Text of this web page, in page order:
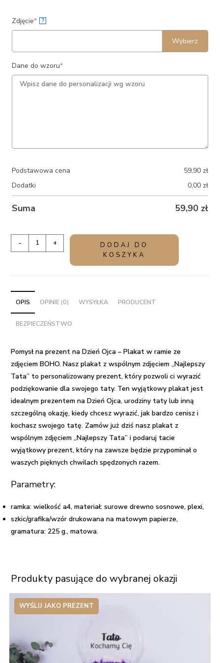
Zdjęcie*(required)
?
Wybierz
Dane do wzoru*(required)
Podstawowa cena 59,90 zł
Dodatki
0,00 zł
Suma 59,90 zł
Pomysł
na
Dzień
Ojca
w
ramie
ze
zdjęciem
BOHO
- +
DODAJ DO
KOSZYKA
OPIS OPINIE (0) WYSYŁKA PRODUCENT
BEZPIECZEŃSTWO
Pomysł na prezent na Dzień Ojca – Plakat w ramie ze
zdjęciem BOHO.Nasz plakat z wspólnym zdjęciem „Najlepszy
Tata” to personalizowany prezent, który pozwoli ci wyrazić
podziękowanie dla swojego taty. Ten wyjątkowy plakat jest
idealnym prezentem na Dzień Ojca, urodziny taty lub inną
szczególną okazję, kiedy chcesz wyrazić, jak bardzo cenisz i
kochasz swojego tatę. Zamów już dziś nasz plakat z
wspólnym zdjęciem „Najlepszy Tata” i podaruj tacie
wyjątkowy prezent, który na zawsze będzie przypominał o
waszych pięknych chwilach spędzonych razem.
Parametry:
ramka: wielkość a4, materiał: surowe drewno sosnowe, plexi,
szkic/grafika/wzór drukowana na matowym papierze,
gramatura: 225 g., matowa.
Produkty pasujące do wybranej okazji
WYŚLIJ JAKO PREZENT